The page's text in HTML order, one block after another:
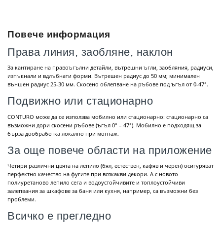
Повече информация
Права линия, заобляне, наклон
За кантиране на правоъгълни детайли, вътрешни ъгли, заобляния, радиуси,
изпъкнали и вдлъбнати форми. Вътрешен радиус до 50 мм; минимален
външен радиус 25-30 мм. Скосено облепване на ръбове под ъгъл от 0-47°.
Подвижно или стационарно
CONTURO може да се използва мобилно или стационарно: стационарно са
възможни дори скосени ръбове (ъгъл 0° – 47°). Мобилно е подходящ за
бърза дообработка локално при монтаж.
За още повече области на приложение
Четири различни цвята на лепило (бял, естествен, кафяв и черен) осигуряват
перфектно качество на фугите при всякакви декори. А с новото
полиуретаново лепило сега и водоустойчивите и топлоустойчиви
залепвания за шкафове за баня или кухня, например, са възможни без
проблеми.
Всичко е прегледно